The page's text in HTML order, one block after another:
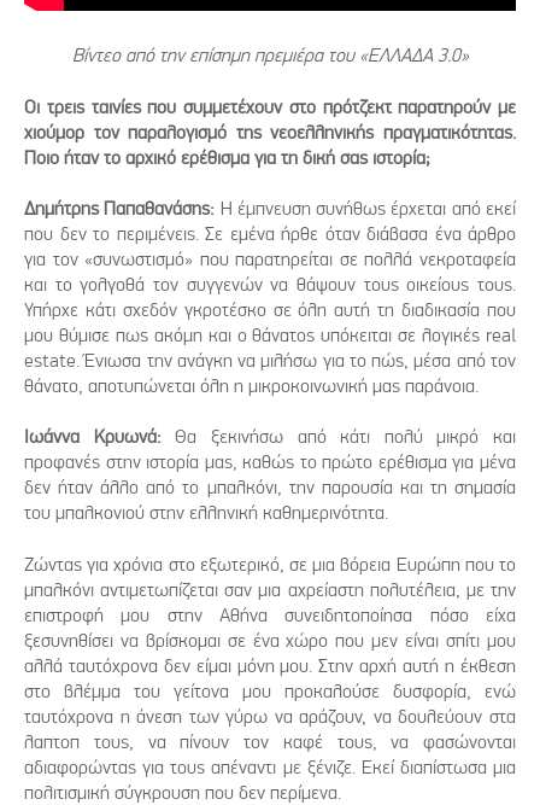
Βίντεο από την επίσημη πρεμιέρα του «ΕΛΛΑΔΑ 3.0»
Οι τρεις ταινίες που συμμετέχουν στο πρότζεκτ παρατηρούν με
χιούμορ τον παραλογισμό της νεοελληνικής πραγματικότητας.
Ποιο ήταν το αρχικό ερέθισμα για τη δική σας ιστορία;
Δημήτρης Παπαθανάσης: Η έμπνευση συνήθως έρχεται από εκεί
που δεν το περιμένεις. Σε εμένα ήρθε όταν διάβασα ένα άρθρο
για τον «συνωστισμό» που παρατηρείται σε πολλά νεκροταφεία
και το γολγοθά τον συγγενών να θάψουν τους οικείους τους.
Υπήρχε κάτι σχεδόν γκροτέσκο σε όλη αυτή τη διαδικασία που
μου θύμισε πως ακόμη και ο θάνατος υπόκειται σε λογικές real
estate. Ένιωσα την ανάγκη να μιλήσω για το πώς, μέσα από τον
θάνατο, αποτυπώνεται όλη η μικροκοινωνική μας παράνοια.
Ιωάννα Κρυωνά: Θα ξεκινήσω από κάτι πολύ μικρό και
προφανές στην ιστορία μας, καθώς το πρώτο ερέθισμα για μένα
δεν ήταν άλλο από το μπαλκόνι, την παρουσία και τη σημασία
του μπαλκονιού στην ελληνική καθημερινότητα.
Ζώντας για χρόνια στο εξωτερικό, σε μια βόρεια Ευρώπη που το
μπαλκόνι αντιμετωπίζεται σαν μια αχρείαστη πολυτέλεια, με την
επιστροφή μου στην Αθήνα συνειδητοποίησα πόσο είχα
ξεσυνηθίσει να βρίσκομαι σε ένα χώρο που μεν είναι σπίτι μου
αλλά ταυτόχρονα δεν είμαι μόνη μου. Στην αρχή αυτή η έκθεση
στο βλέμμα του γείτονα μου προκαλούσε δυσφορία, ενώ
ταυτόχρονα η άνεση των γύρω να αράζουν, να δουλεύουν στα
λαπτοπ τους, να πίνουν τον καφέ τους, να φασώνονται
αδιαφορώντας για τους απέναντι με ξένιζε. Εκεί διαπίστωσα μια
πολιτισμική σύγκρουση που δεν περίμενα.